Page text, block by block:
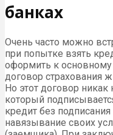
банках
Очень часто можно
при попытке взять
оформить к
договор страхования
Но этот договор
который
кредит без
навязывание своих